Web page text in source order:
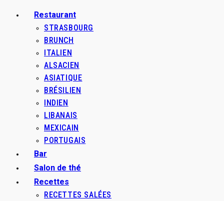
Restaurant
STRASBOURG
BRUNCH
ITALIEN
ALSACIEN
ASIATIQUE
BRÉSILIEN
INDIEN
LIBANAIS
MEXICAIN
PORTUGAIS
Bar
Salon de thé
Recettes
RECETTES SALÉES